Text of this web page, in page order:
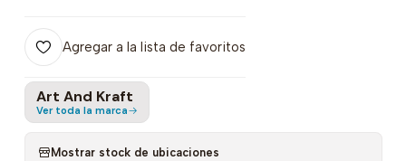
Agregar a la lista de favoritos
Art And Kraft
Ver toda la marca
Mostrar stock de ubicaciones